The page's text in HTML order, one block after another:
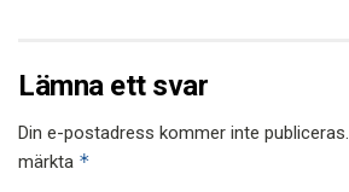
Lämna ett svar
Din e-postadress kommer inte publiceras.
märkta *